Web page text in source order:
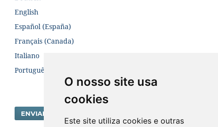
O nosso site usa
cookies
Este site utiliza cookies e outras
English
Español (España)
Français (Canada)
Italiano
Português (Brasil)
ENVIAR SUBMISSÃO